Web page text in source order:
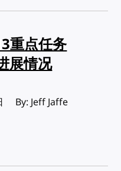
重点任务
展情况
By: Jeff Jaffe